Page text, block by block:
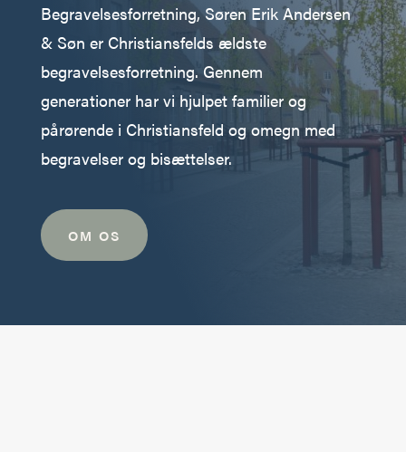
Begravelsesforretning, Søren Erik Andersen
& Søn er Christiansfelds ældste
begravelsesforretning. Gennem
generationer har vi hjulpet familier og
pårørende i Christiansfeld og omegn med
begravelser og bisættelser.
OM OS